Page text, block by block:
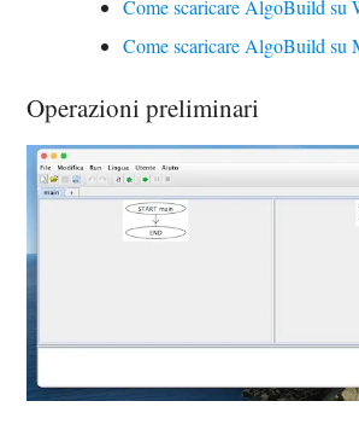
Come scaricare AlgoBuild su
Come scaricare AlgoBuild su
Operazioni preliminari